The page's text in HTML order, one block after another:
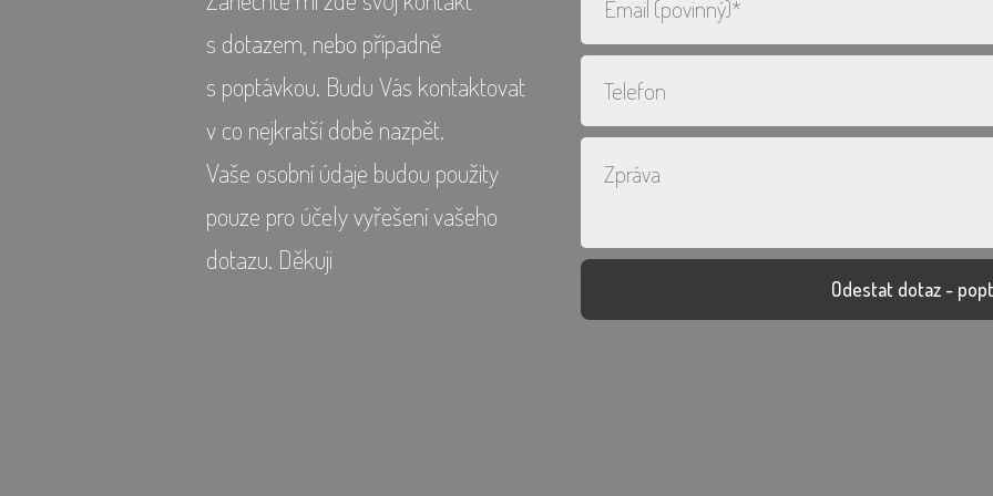
s dotazem, nebo případně
s poptávkou. Budu Vás kontaktovat
v co nejkratší době nazpět.
Vaše osobní údaje budou použity
pouze pro účely vyřešení vašeho
dotazu. Děkuji
Odestat dotaz -